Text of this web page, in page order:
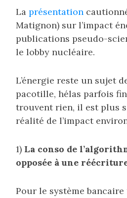
La présentation
Matignon) sur l’impact
publications pseudo-
le lobby nucléaire.
L’énergie reste un sujet
pacotille, hélas parfois
trouvent rien, il est plus
réalité de l’impact
1) La conso de
opposée à une
Pour le système